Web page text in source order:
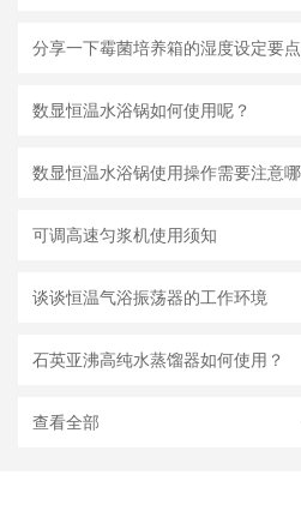
分享一下霉菌培养箱的湿度设定要点
数显恒温水浴锅如何使用呢？
可调高速匀浆机使用须知
谈谈恒温气浴振荡器的工作环境
石英亚沸高纯水蒸馏器如何使用？
查看全部